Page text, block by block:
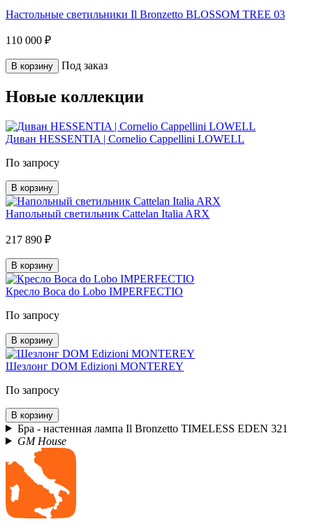
Настольные светильники Il Bronzetto BLOSSOM TREE 03
110 000 ₽
В корзину Под заказ
Новые коллекции
Диван HESSENTIA | Cornelio Cappellini LOWELL
По запросу
В корзину
Напольный светильник Cattelan Italia ARX
217 890 ₽
В корзину
Кресло Boca do Lobo IMPERFECTIO
По запросу
В корзину
Шезлонг DOM Edizioni MONTEREY
По запросу
В корзину
Бра - настенная лампа Il Bronzetto TIMELESS EDEN 321
GM House